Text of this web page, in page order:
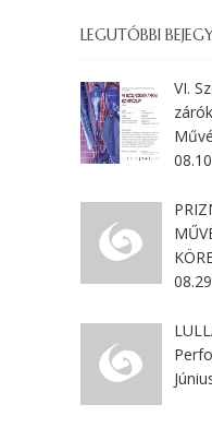
LEGUTÓBBI
VI.